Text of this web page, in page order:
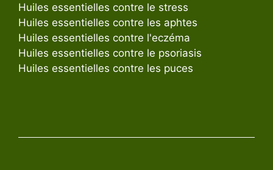
Huiles essentielles contre le stress
Huiles essentielles contre les aphtes
Huiles essentielles contre l'eczéma
Huiles essentielles contre le psoriasis
Huiles essentielles contre les puces